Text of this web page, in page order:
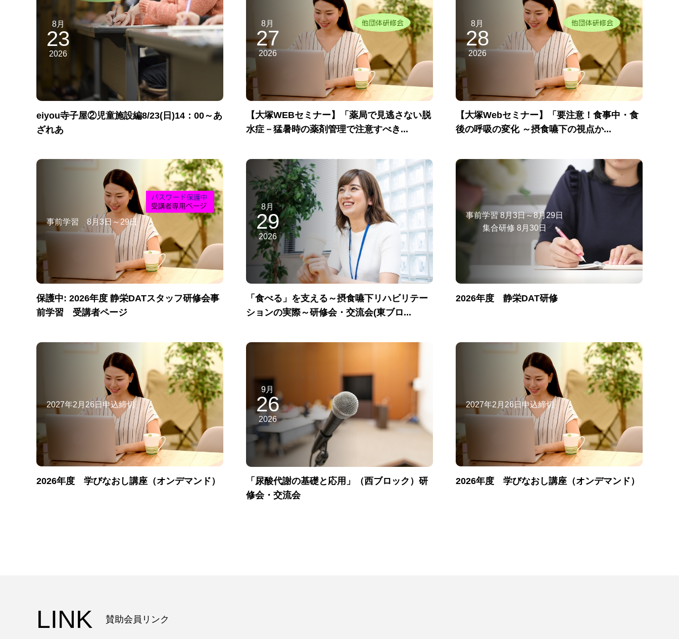
8月
23
2026
eiyou寺子屋②児童施設編8/23(日)14：00～あ
ざれあ
8月
27
2026
【大塚WEBセミナー】「薬局で見逃さない脱
水症－猛暑時の薬剤管理で注意すべき...
8月
28
2026
【大塚Webセミナー】「要注意！食事中・食
後の呼吸の変化 ～摂食嚥下の視点か...
事前学習 8月3日～29日
保護中: 2026年度 静栄DATスタッフ研修会事
前学習 受講者ページ
8月
29
2026
「食べる」を支える～摂食嚥下リハビリテー
ションの実際～研修会・交流会(東ブロ...
事前学習 8月3日～8月29日
集合研修 8月30日
2026年度 静栄DAT研修
2027年2月26日申込締切
2026年度 学びなおし講座（オンデマンド）
9月
26
2026
「尿酸代謝の基礎と応用」（西ブロック）研
修会・交流会
2027年2月26日申込締切
2026年度 学びなおし講座（オンデマンド）
LINK 賛助会員リンク